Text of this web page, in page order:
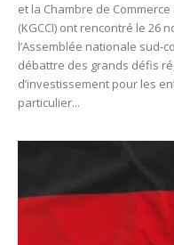
et la Chambre de
(KGCCI) ont rencontré le 26
l’Assemblée nationale sud-
débattre des grands défis
d’investissement pour les
particulier...